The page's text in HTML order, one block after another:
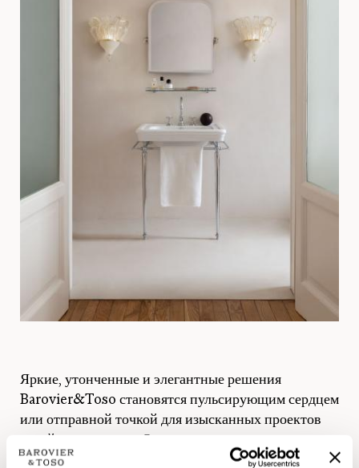
Яркие, утонченные и элегантные решения
Barovier&Toso становятся пульсирующим сердцем
или отправной точкой для изысканных проектов
дизайна интерьера. Они освещают и определяют,
создавая адаптируемые сценарии для